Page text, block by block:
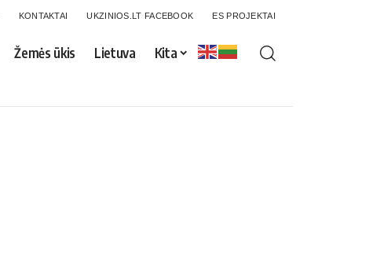
KONTAKTAI UKZINIOS.LT FACEBOOK ES PROJEKTAI
Žemės ūkis Lietuva Kita